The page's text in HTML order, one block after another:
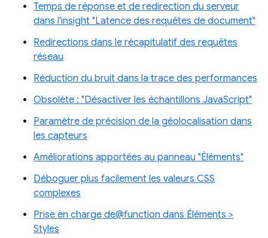
Temps de réponse et de redirection du serveur
dans l'insight "Latence des requêtes de document"
Redirections dans le récapitulatif des requêtes
réseau
Réduction du bruit dans la trace des performances
Obsolète : "Désactiver les échantillons JavaScript"
Paramètre de précision de la géolocalisation dans
les capteurs
Améliorations apportées au panneau "Éléments"
Déboguer plus facilement les valeurs CSS
complexes
Prise en charge de@function dans Éléments >
Styles